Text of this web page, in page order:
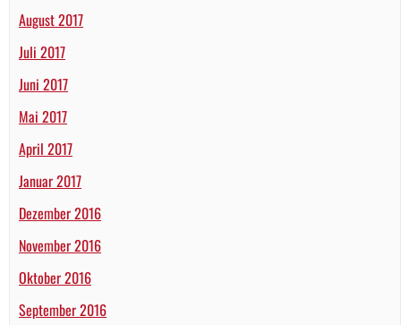
August 2017
Juli 2017
Juni 2017
Mai 2017
April 2017
Januar 2017
Dezember 2016
November 2016
Oktober 2016
September 2016